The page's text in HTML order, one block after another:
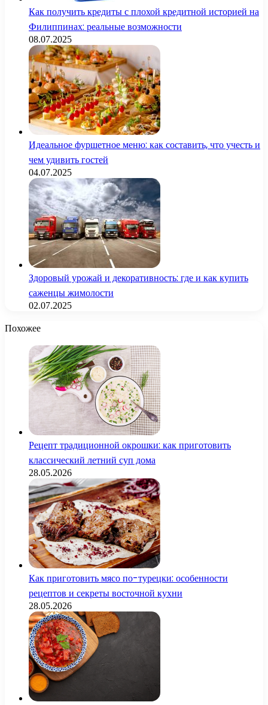
Как получить кредиты с плохой кредитной историей на
Филиппинах: реальные возможности
08.07.2025
Идеальное фуршетное меню: как составить, что учесть и
чем удивить гостей
04.07.2025
Здоровый урожай и декоративность: где и как купить
саженцы жимолости
02.07.2025
Похожее
Рецепт традиционной окрошки: как приготовить
классический летний суп дома
28.05.2026
Как приготовить мясо по-турецки: особенности
рецептов и секреты восточной кухни
28.05.2026